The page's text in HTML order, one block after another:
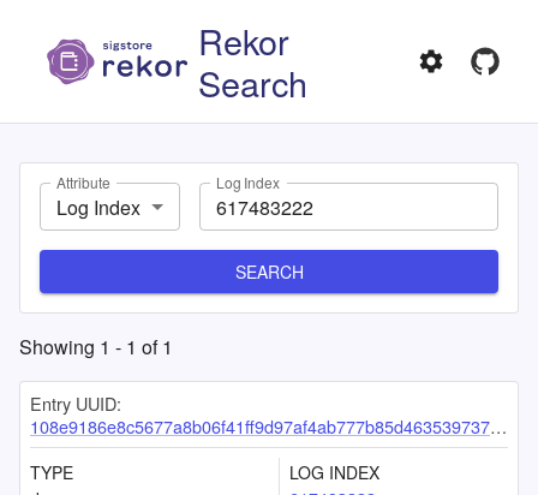
Rekor
Search
Attribute
Log Index
Log Index
SEARCH
Showing 1 - 1 of1
Entry UUID:
108e9186e8c5677a8b06f41ff9d97af4ab777b85d463539737a8fdccdb717c9b6b271a32c495103b
TYPE
LOG INDEX